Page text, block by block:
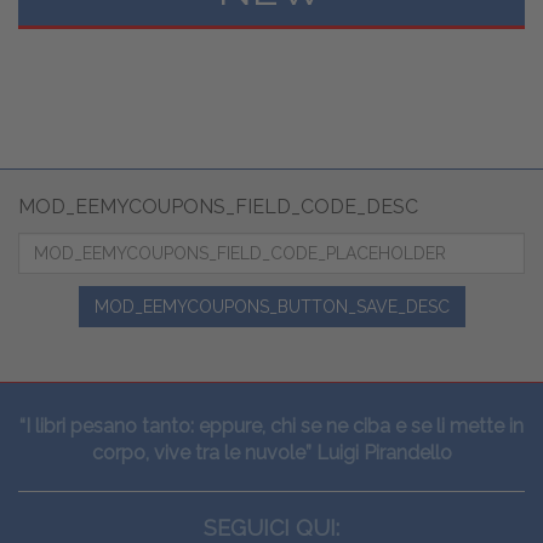
MOD_EEMYCOUPONS_FIELD_CODE_DESC
MOD_EEMYCOUPONS_BUTTON_SAVE_DESC
“I libri pesano tanto: eppure, chi se ne ciba e se li mette in
corpo, vive tra le nuvole” Luigi Pirandello
SEGUICI QUI: